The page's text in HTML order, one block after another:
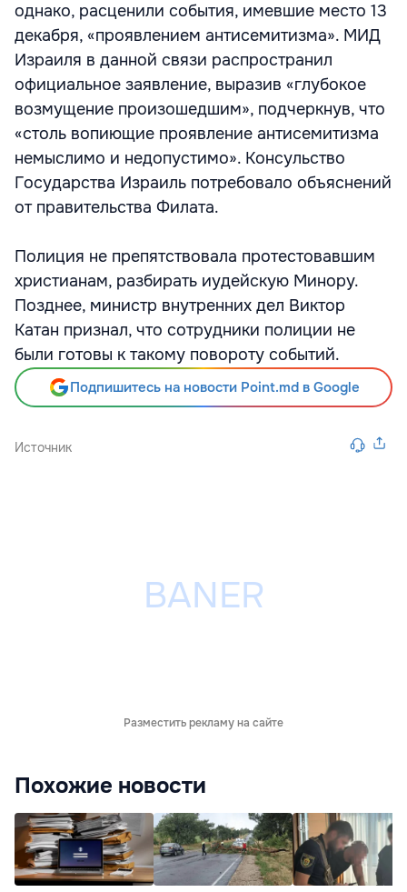
однако, расценили события, имевшие место 13
декабря, «проявлением антисемитизма». МИД
Израиля в данной связи распространил
официальное заявление, выразив «глубокое
возмущение произошедшим», подчеркнув, что
«столь вопиющие проявление антисемитизма
немыслимо и недопустимо». Консульство
Государства Израиль потребовало объяснений
от правительства Филата.
Полиция не препятствовала протестовавшим
христианам, разбирать иудейскую Минору.
Позднее, министр внутренних дел Виктор
Катан признал, что сотрудники полиции не
были готовы к такому повороту событий.
Подпишитесь на новости Point.md в Google
Источник
Разместить рекламу на сайте
Похожие новости